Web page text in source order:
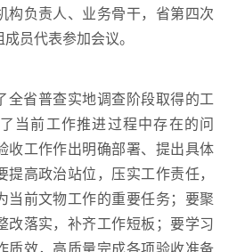
构负责人、业务骨干，省第四次
员代表参加会议。
全省普查实地调查阶段取得的工
当前工作推进过程中存在的问
收工作作出明确部署、提出具体
高政治站位，压实工作责任，
当前文物工作的重要任务；要聚
改落实，补齐工作短板；要学习